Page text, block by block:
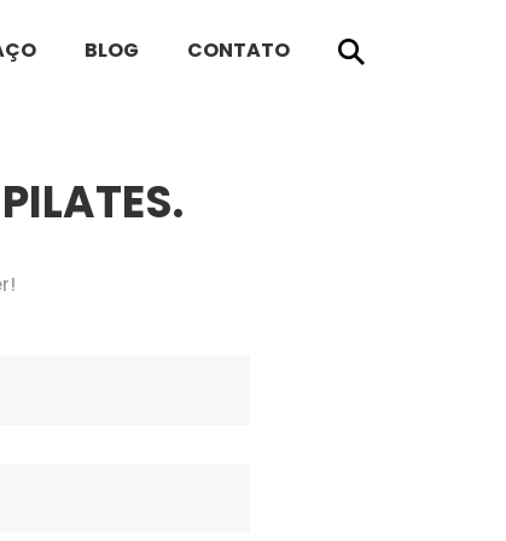
BLOG CONTATO